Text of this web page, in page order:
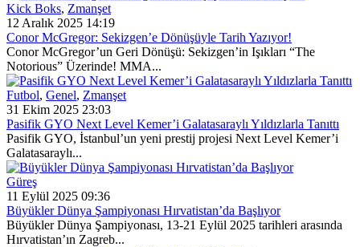
Kick Boks, Zmanşet
12 Aralık 2025 14:19
Conor McGregor: Sekizgen’e Dönüşüyle Tarih Yazıyor!
Conor McGregor’un Geri Dönüşü: Sekizgen’in Işıkları “The
Notorious” Üzerinde! MMA...
Futbol, Genel, Zmanşet
31 Ekim 2025 23:03
Pasifik GYO Next Level Kemer’i Galatasaraylı Yıldızlarla Tanıttı
Pasifik GYO, İstanbul’un yeni prestij projesi Next Level Kemer’i
Galatasaraylı...
Güreş
11 Eylül 2025 09:36
Büyükler Dünya Şampiyonası Hırvatistan’da Başlıyor
Büyükler Dünya Şampiyonası, 13-21 Eylül 2025 tarihleri arasında
Hırvatistan’ın Zagreb...